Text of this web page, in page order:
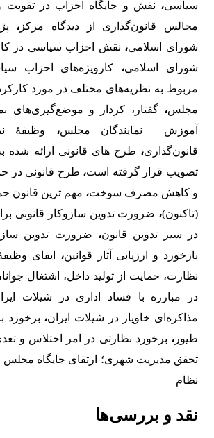
سیاسی، نقش و جایگاه احزاب در تقویت
مجالس قانون‌گذاری از دیدگاه مرکز ،
شورای اسلامی، نقش احزاب سیاسی در
شورای اسلامی، کارویژه‌های احزاب
مربوط به نظریه‌های مختلف در مورد
مجلس،گفتار، کردار و موضع‌گیری‌‌های
آموزش نمایندگان مجلس، وظیفۀ
قانون‌گذاری، طرح های قانونی ارائه
تصویب قرار گرفته است، طرح قانونی در
و کاهش مصرف سوخت، مهم ترین قانون
(تاکنون)، ضرورت تدوین سازوکار قانونی
در سیر تدوین قانون، ضرورت تدوین
بازخورد و ارزیابی آثار قوانین،
ایفای
نظارت، حمایت از تولید داخل، اشتغال
در مبارزه با فساد اداری در شیلات
مذاکره‌ای خاویار در شیلات ایران، برخورد
طیور ، برخورد نظارتی در امر اختلاس و
تحقق مدیریت شهری؛ ارتقای جایگاه
نظام
نقد و بررسی‌ها